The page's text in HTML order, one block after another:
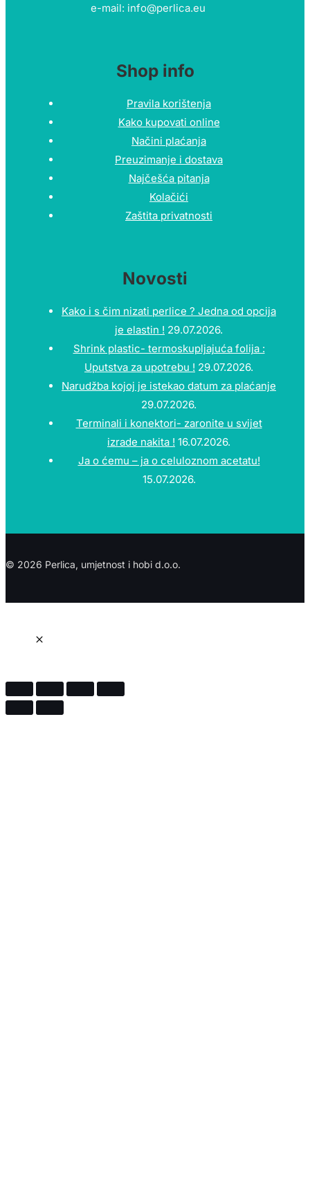
e-mail: info@perlica.eu
Shop info
Pravila korištenja
Kako kupovati online
Načini plaćanja
Preuzimanje i dostava
Najčešća pitanja
Kolačići
Zaštita privatnosti
Novosti
Kako i s čim nizati perlice ? Jedna od opcija
je elastin ! 29.07.2026.
Shrink plastic- termoskupljajuća folija :
Uputstva za upotrebu ! 29.07.2026.
Narudžba kojoj je istekao datum za plaćanje
29.07.2026.
Terminali i konektori- zaronite u svijet
izrade nakita ! 16.07.2026.
Ja o ćemu – ja o celuloznom acetatu!
15.07.2026.
© 2026 Perlica, umjetnost i hobi d.o.o.